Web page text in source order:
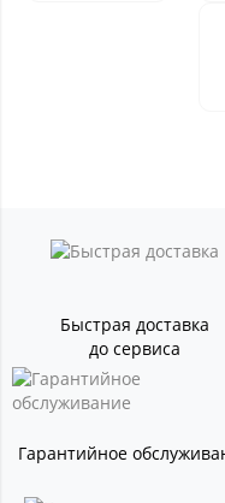
Быстрая доставка
до сервиса
Гарантийное